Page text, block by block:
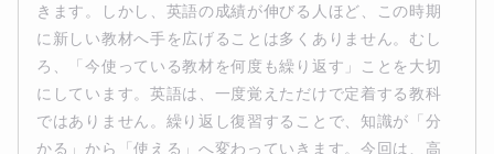
きます。しかし、英語の成績が伸びる人ほど、この時期
に新しい教材へ手を広げることは多くありません。むし
ろ、「今使っている教材を何度も繰り返す」ことを大切
にしています。英語は、一度覚えただけで定着する教科
ではありません。繰り返し復習することで、知識が「分
かる」から「使える」へ変わっていきます。今回は、高